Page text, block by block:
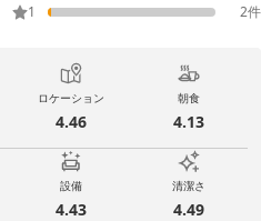
1
2件
ロケーション
4.46
朝食
4.13
設備
4.43
清潔さ
4.49